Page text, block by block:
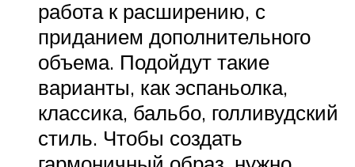
работа к расширению, с
приданием дополнительного
объема. Подойдут такие
варианты, как эспаньолка,
классика, бальбо, голливудский
стиль. Чтобы создать